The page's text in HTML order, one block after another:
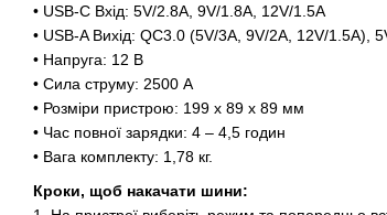
• USB-C Вхід: 5V/2.8A, 9V/1.8A, 12V/1.5A
• USB-A Вихід: QC3.0 (5V/3A, 9V/2A, 12V/1.5A),
• Напруга: ‎12 В
• Сила струму: ‎2500 А
• Розміри пристрою: ‎199 х 89 х 89 мм
• Час повної зарядки: 4 – 4,5 годин
• Вага комплекту: 1,78 кг.
Кроки, щоб накачати шини: